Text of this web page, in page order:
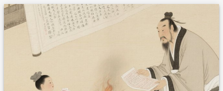
1.摘要
2.正文
顾恺之巧计烧债券
敬天知命的《定命论》
2.3.